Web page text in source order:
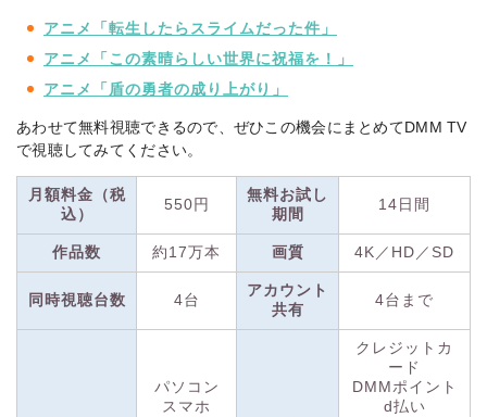
アム」に加入することで見放題作品を視聴できます。
見放題作品数は17万本以上！アニメや特撮、2.5次元舞台作品
No.1です。最新のアニメが放送後すぐに配信で視聴できるの
はアニメ好きにはうれしいポイント。
アニメだけでなく、DMM TV独占ドラマや、オリジナルのバラ
エティ作品も製作されています。
また、「DMMプレミアム」はDMMグループの成人向け動画配
信サービス「FANZA TV」にも対応！追加料金なしで2,000本
以上の成人向けコンテンツも見放題で視聴できます。
アニメ作品を中
心に、ドラマ・映画、オリジナルバラエティ作品など、幅広い
ジャンルを手軽な価格で視聴できます。
アニメ「転生したらスライムだった件」
アニメ「この素晴らしい世界に祝福を！」
アニメ「盾の勇者の成り上がり」
あわせて無料視聴できるので、ぜひこの機会にまとめてDMM TV
で視聴してみてください。
月額料金（税
込）
550円
無料お試し
期間
14日間
作品数 約17万本 画質 4K／HD／SD
同時視聴台数 4台
アカウント
共有
4台まで
パソコン
スマホ
クレジットカ
ード
DMMポイント
d払い